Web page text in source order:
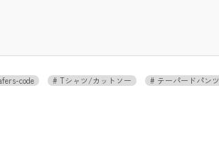
code Tシャツ/カットソー テーパードパンツ